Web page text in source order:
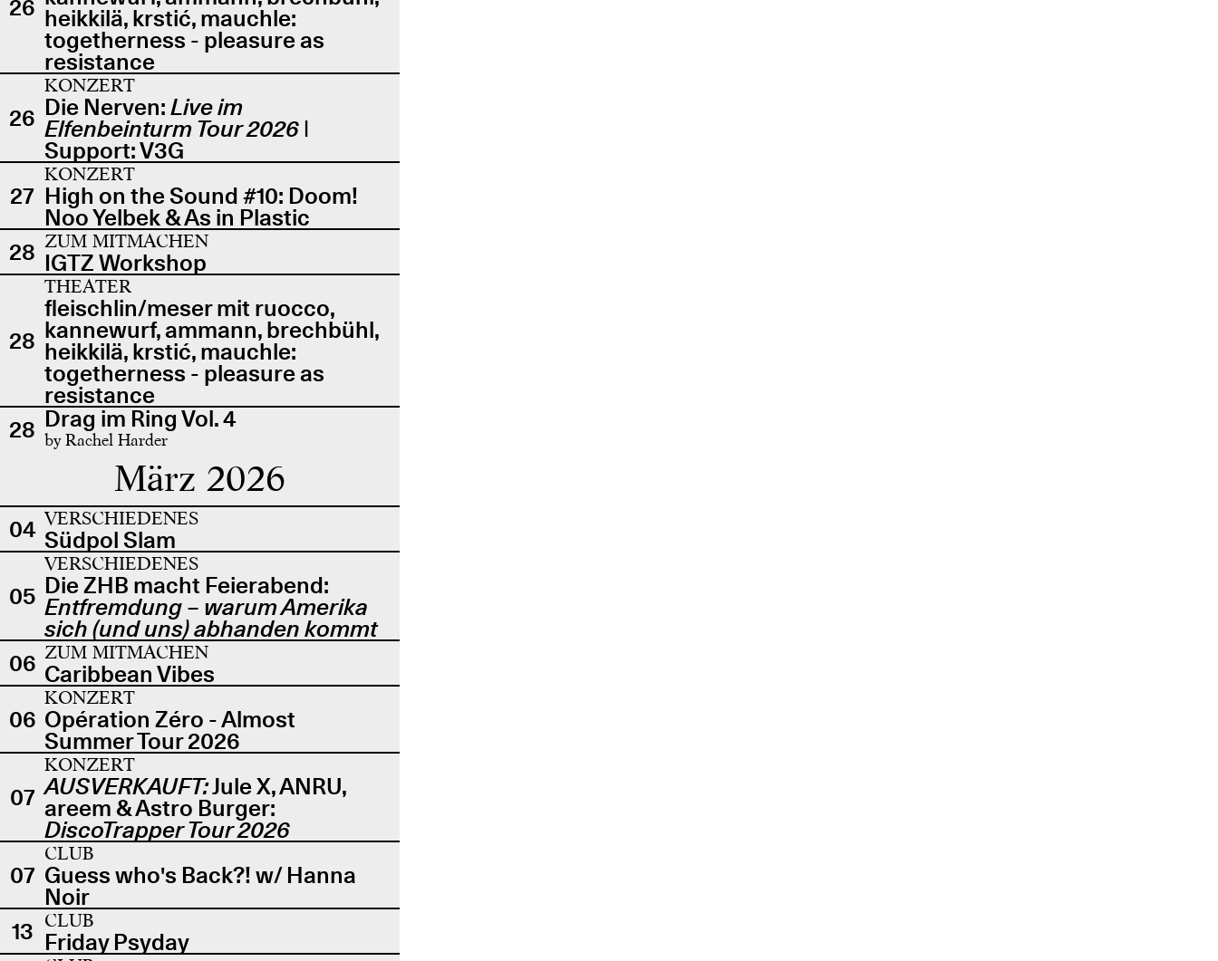
26 heikkilä, krstić, mauchle:
togetherness - pleasure as
resistance
26
KONZERT
Die Nerven:Live im
Elfenbeinturm Tour 2026 |
Support: V3G
27
KONZERT
High on the Sound #10: Doom!
Noo Yelbek & As in Plastic
28 ZUM MITMACHEN
IGTZ Workshop
28
THEATER
fleischlin/meser mit ruocco,
kannewurf, ammann, brechbühl,
heikkilä, krstić, mauchle:
togetherness - pleasure as
resistance
28 Drag im Ring Vol. 4
by Rachel Harder
März 2026
04 VERSCHIEDENES
Südpol Slam
05
VERSCHIEDENES
Die ZHB macht Feierabend:
Entfremdung – warum Amerika
sich (und uns) abhanden kommt
06 ZUM MITMACHEN
Caribbean Vibes
06
KONZERT
Opération Zéro - Almost
Summer Tour 2026
07
KONZERT
AUSVERKAUFT:Jule X, ANRU,
areem & Astro Burger:
DiscoTrapper Tour 2026
07
CLUB
Guess who's Back?! w/ Hanna
Noir
13 CLUB
Friday Psyday